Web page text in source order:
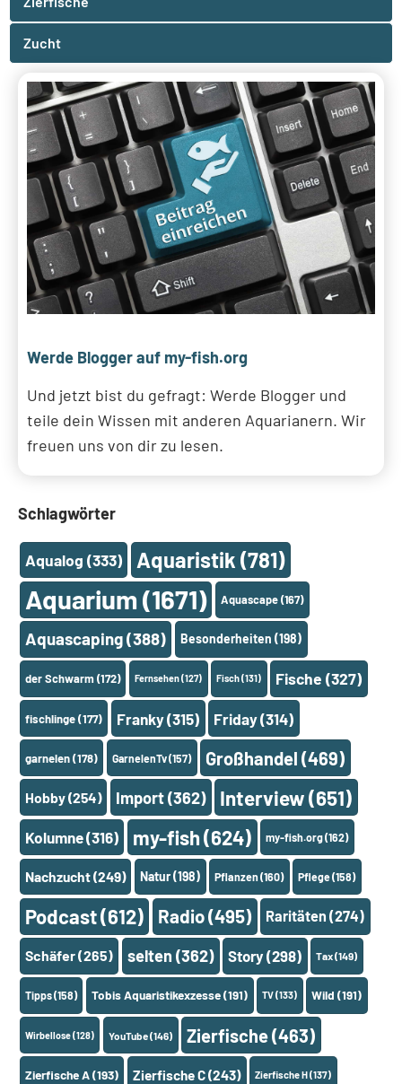
Zucht
Werde Blogger auf my-fish.org
Und jetzt bist du gefragt: Werde Blogger und
teile dein Wissen mit anderen Aquarianern. Wir
freuen uns von dir zu lesen.
Schlagwörter
Aqualog (333) Aquaristik (781)
Aquarium (1671) Aquascape(167)
Aquascaping(388) Besonderheiten (198)
der Schwarm(172) Fernsehen(127) Fisch(131) Fische (327)
fischlinge(177) Franky(315) Friday(314)
garnelen(178) GarnelenTv(157) Großhandel (469)
Hobby(254) Import(362) Interview(651)
Kolumne(316) my-fish(624) my-fish.org(162)
Nachzucht(249) Natur(198) Pflanzen(160) Pflege(158)
Podcast(612) Radio(495) Raritäten (274)
Schäfer(265) selten (362) Story (298) Tax(149)
Tipps(158) Tobis Aquaristikexzesse(191) TV(133) Wild (191)
Wirbellose(128) YouTube(146) Zierfische(463)
Zierfische A(193) Zierfische C(243) Zierfische H(137)